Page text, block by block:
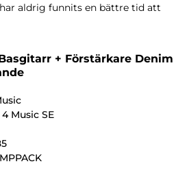
aldrig funnits en bättre tid att
+ Förstärkare Denim
Music SE